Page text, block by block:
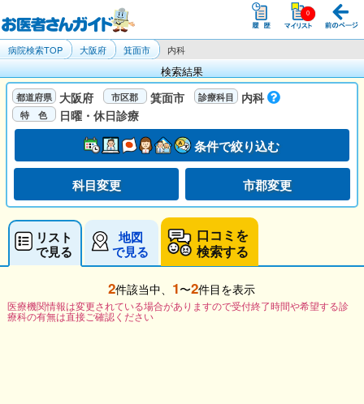
病院検索TOP 大阪府 箕面市 内科
検索結果
大阪府 箕面市
内科
日曜・休日診療
条件で絞り込む
科目変更 市郡変更
リスト
で見る
地図
で見る
口コミを
検索する
2件該当中、 1〜2件目を表示
医療機関情報は変更されている場合がありますので受付終了時間や希望する診
療科の有無は直接ご確認ください